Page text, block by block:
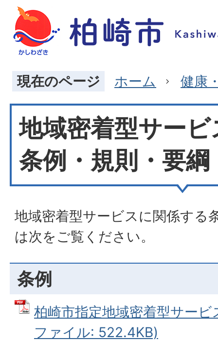
現在のページ ホーム 健康
地域密着型サー
条例・規則・要綱
地域密着型サービスに関係する
は次をご覧ください。
条例
柏崎市指定地域密着型サー
ファイル: 522.4KB)